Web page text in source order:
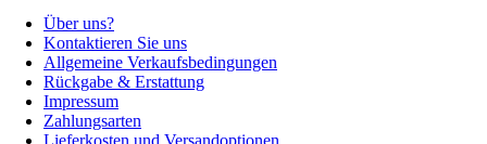
Über uns?
Kontaktieren Sie uns
Allgemeine Verkaufsbedingungen
Rückgabe & Erstattung
Impressum
Zahlungsarten